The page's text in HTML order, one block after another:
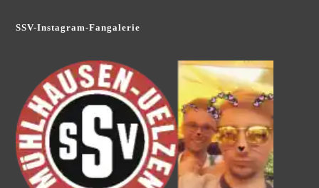
SSV-Instagram-Fangalerie